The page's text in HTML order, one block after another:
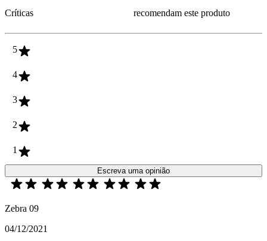
Críticas
recomendam este produto
5
4
3
2
1
Escreva uma opinião
Zebra 09
04/12/2021